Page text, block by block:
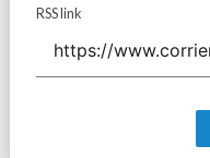
RSS link